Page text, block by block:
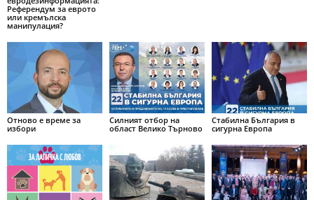
Референдум за еврото
или кремълска
манипулация?
Отново е време за
избори
Силният отбор на
област Велико Търново
Стабилна България в
сигурна Европа